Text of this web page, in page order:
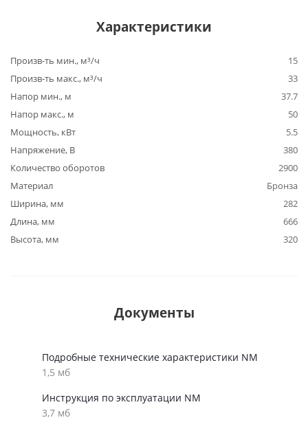
Характеристики
Произв-ть мин., м³/ч
15
Произв-ть макс., м³/ч
33
Напор мин., м
37.7
Напор макс., м
50
Мощность, кВт
5.5
Напряжение, В
380
Количество оборотов
2900
Материал
Бронза
Ширина, мм
282
Длина, мм
666
Высота, мм
320
Документы
Подробные технические характеристики NM
1,5 мб
Инструкция по эксплуатации NM
3,7 мб